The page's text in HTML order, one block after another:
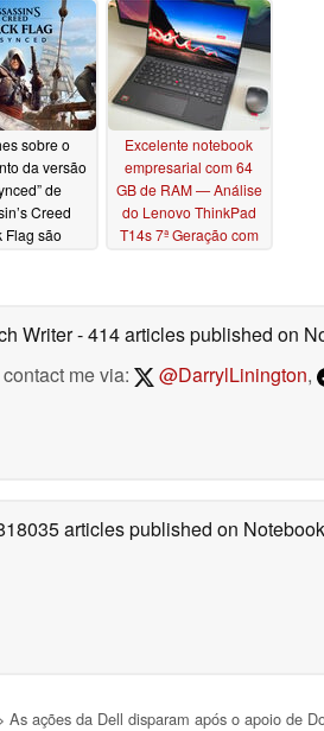
sobre o
da versão
de
Creed
Flag são
Excelente notebook
empresarial com 64
GB de RAM — Análise
do Lenovo ThinkPad
T14s 7ª Geração com
Writer- 414 articles published on
contact me via:
@DarrylLinington,
articles published on
As ações da Dell disparam após o apoio de